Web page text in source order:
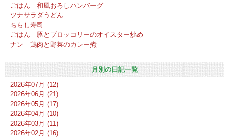
ごはん 和風おろしハンバーグ
ツナサラダうどん
ちらし寿司
ごはん 豚とブロッコリーのオイスター炒め
ナン 鶏肉と野菜のカレー煮
月別の日記一覧
2026年07月 (12)
2026年06月 (21)
2026年05月 (17)
2026年04月 (10)
2026年03月 (11)
2026年02月 (16)